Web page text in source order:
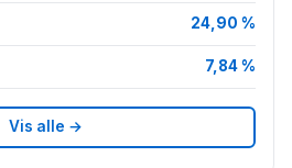
24,90 %
7,84 %
Vis alle →